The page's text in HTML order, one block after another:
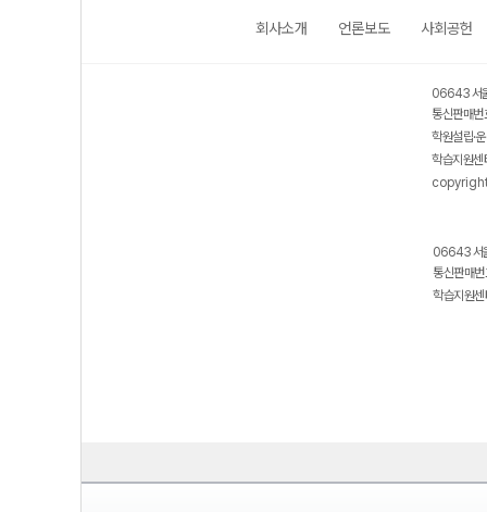
회사소개 언론보도 사회공헌
06643 서
통신판매
학원설립·
학습지원
06643 서
통신판매
학습지원